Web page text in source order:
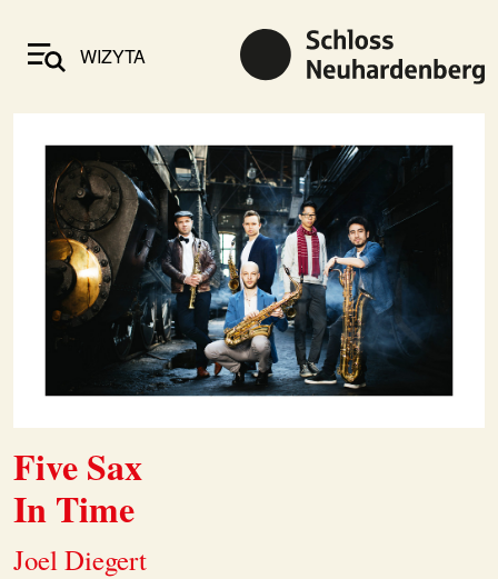
WIZYTA
Five Sax
In Time
Joel Diegert